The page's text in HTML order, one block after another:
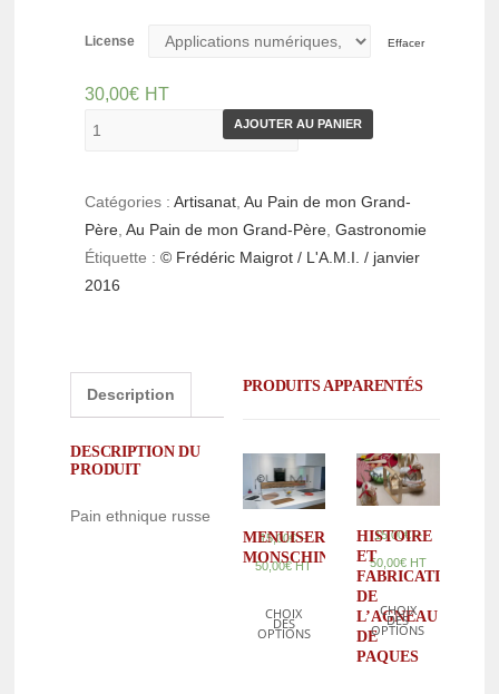
License Effacer
30,00€ HT
AJOUTER AU PANIER
Catégories :Artisanat,Au Pain de mon Grand-
Père,Au Pain de mon Grand-Père,Gastronomie
Étiquette :© Frédéric Maigrot / L'A.M.I. / janvier
2016
Description
DESCRIPTION DU
PRODUIT
Pain ethnique russe
PRODUITS APPARENTÉS
MENUISERIE
MONSCHIN
15,00€–
50,00€ HT
CHOIX
DES
OPTIONS
HISTOIRE
ET
FABRICATION
DE
L’AGNEAU
DE
PAQUES
15,00€–
50,00€ HT
CHOIX
DES
OPTIONS